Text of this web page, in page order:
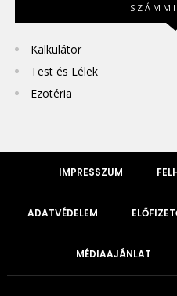
Kalkulátor
Test és Lélek
Ezotéria
IMPRESSZUM
ADATVÉDELEM
MÉDIAAJÁNLAT